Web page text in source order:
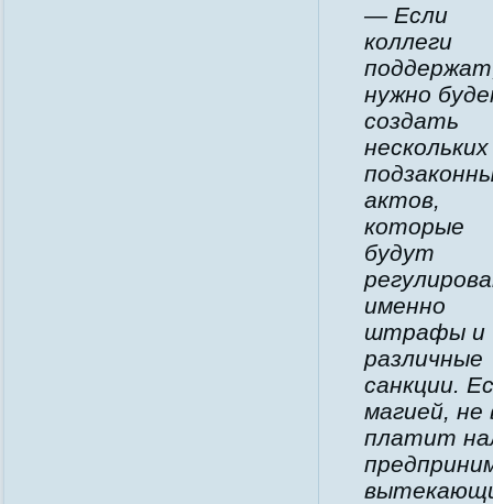
— Если
коллеги
нужно
создать
нескольких
актов,
которые
будут
именно
штрафы и
различные
санкции.
магией, не
платит